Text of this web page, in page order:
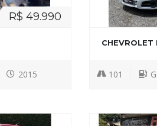
R$ 49.990
2015
CHEVROLET
101